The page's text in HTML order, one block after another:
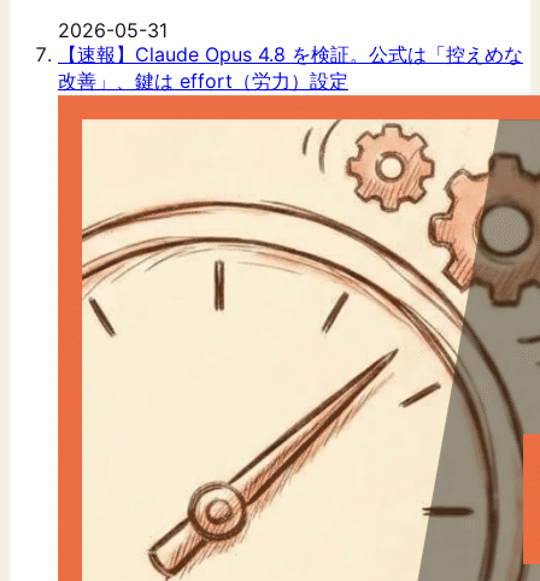
2026-05-31
【速報】Claude Opus 4.8 を検証。公式は「控えめな
改善」、鍵は effort（労力）設定